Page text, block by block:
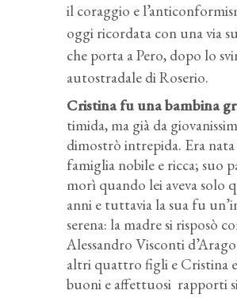
il coraggio e
oggi ricordata con una via
che porta a Pero, dopo lo
autostradale di Roserio.
Cristina fu una bambina
timida, ma già da
dimostrò intrepida. Era
famiglia nobile e ricca; suo
morì quando lei aveva solo
anni e tuttavia la sua fu
serena: la madre si risposò
Alessandro Visconti
altri quattro figli e Cristina
buoni e affettuosi rapporti